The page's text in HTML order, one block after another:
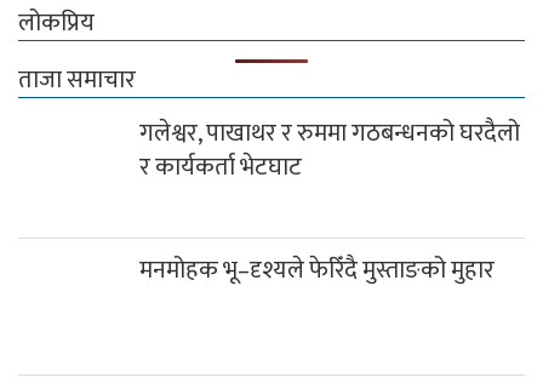
लोकप्रिय
ताजा समाचार
गलेश्वर, पाखाथर र रुममा गठबन्धनको घरदैलो
र कार्यकर्ता भेटघाट
मनमोहक भू–दृश्यले फेरिँदै मुस्ताङको मुहार